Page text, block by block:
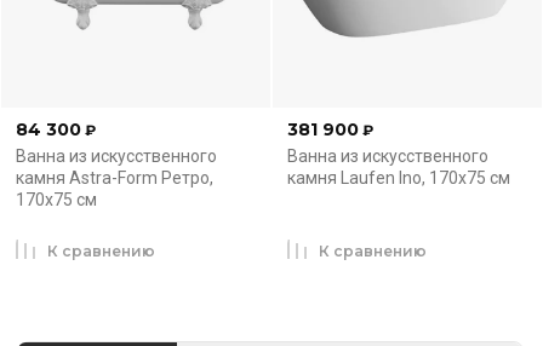
84 300 ₽
Ванна из искусственного
камня Astra-Form Ретро,
170x75 см
К сравнению
381 900 ₽
Ванна из искусственного
камня Laufen Ino, 170x75 см
К сравнению